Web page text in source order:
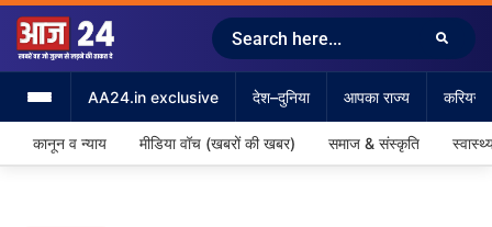
AA24.in exclusive देश–दुनिया आपका राज्य करियर
कानून व न्याय मीडिया वॉच (खबरों की खबर) समाज & संस्कृति